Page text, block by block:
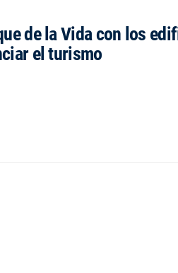
de la Vida con los
el turismo